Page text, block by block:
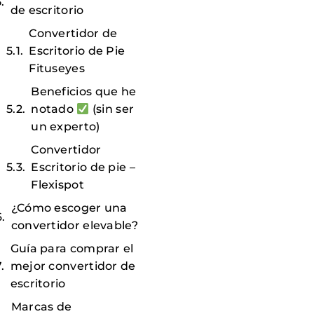
de escritorio
Convertidor de
Escritorio de Pie
Fituseyes
Beneficios que he
notado
(sin ser
un experto)
Convertidor
Escritorio de pie –
Flexispot
¿Cómo escoger una
convertidor elevable?
Guía para comprar el
mejor convertidor de
escritorio
Marcas de